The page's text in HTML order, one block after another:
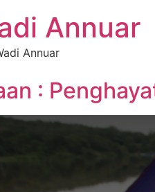
Annuar
Annuar
: